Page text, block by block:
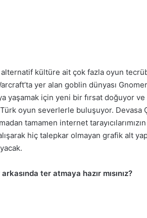
kültüre ait çok fazla oyun
yer alan goblin dünyası
yaşamak için yeni bir fırsat doğuyor
oyun severlerle buluşuyor. Devasa
tamamen internet
hiç talepkar olmayan grafik alt
ter atmaya hazır mısınız?